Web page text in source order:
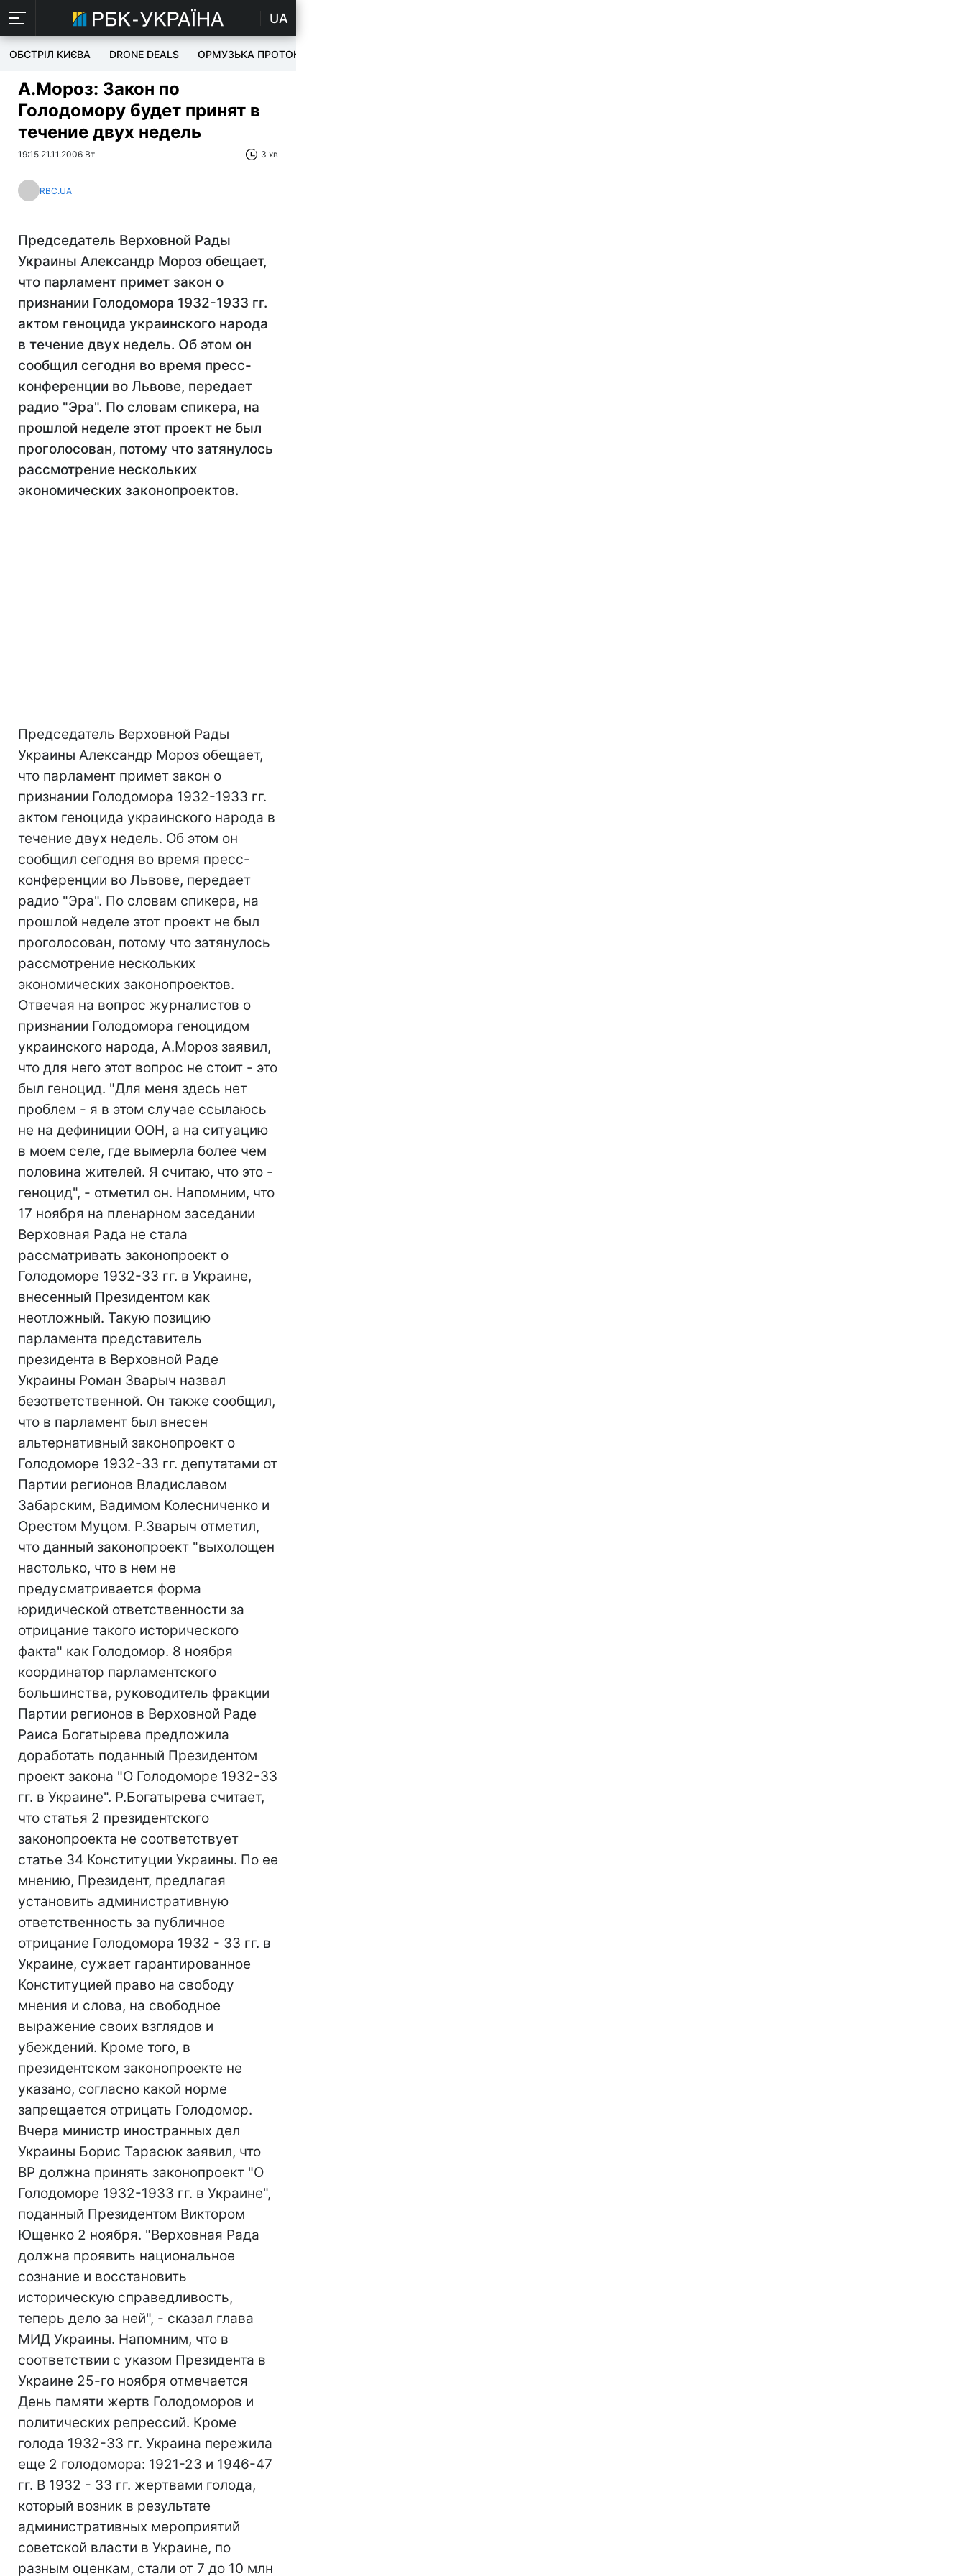
UA
ОБСТРІЛ КИЄВА DRONE DEALS ОРМУЗЬКА ПРОТОКА
А.Мороз: Закон по
Голодомору будет принят в
течение двух недель
19:15 21.11.2006 Вт 3 хв
RBC.UA
Председатель Верховной Рады
Украины Александр Мороз обещает,
что парламент примет закон о
признании Голодомора 1932-1933 гг.
актом геноцида украинского народа
в течение двух недель. Об этом он
сообщил сегодня во время пресс-
конференции во Львове, передает
радио "Эра". По словам спикера, на
прошлой неделе этот проект не был
проголосован, потому что затянулось
рассмотрение нескольких
экономических законопроектов.
Председатель Верховной Рады
Украины Александр Мороз обещает,
что парламент примет закон о
признании Голодомора 1932-1933 гг.
актом геноцида украинского народа в
течение двух недель. Об этом он
сообщил сегодня во время пресс-
конференции во Львове, передает
радио "Эра". По словам спикера, на
прошлой неделе этот проект не был
проголосован, потому что затянулось
рассмотрение нескольких
экономических законопроектов.
Отвечая на вопрос журналистов о
признании Голодомора геноцидом
украинского народа, А.Мороз заявил,
что для него этот вопрос не стоит - это
был геноцид. "Для меня здесь нет
проблем - я в этом случае ссылаюсь
не на дефиниции ООН, а на ситуацию
в моем селе, где вымерла более чем
половина жителей. Я считаю, что это -
геноцид", - отметил он. Напомним, что
17 ноября на пленарном заседании
Верховная Рада не стала
рассматривать законопроект о
Голодоморе 1932-33 гг. в Украине,
внесенный Президентом как
неотложный. Такую позицию
парламента представитель
президента в Верховной Раде
Украины Роман Зварыч назвал
безответственной. Он также сообщил,
что в парламент был внесен
альтернативный законопроект о
Голодоморе 1932-33 гг. депутатами от
Партии регионов Владиславом
Забарским, Вадимом Колесниченко и
Орестом Муцом. Р.Зварыч отметил,
что данный законопроект "выхолощен
настолько, что в нем не
предусматривается форма
юридической ответственности за
отрицание такого исторического
факта" как Голодомор. 8 ноября
координатор парламентского
большинства, руководитель фракции
Партии регионов в Верховной Раде
Раиса Богатырева предложила
доработать поданный Президентом
проект закона "О Голодоморе 1932-33
гг. в Украине". Р.Богатырева считает,
что статья 2 президентского
законопроекта не соответствует
статье 34 Конституции Украины. По ее
мнению, Президент, предлагая
установить административную
ответственность за публичное
отрицание Голодомора 1932 - 33 гг. в
Украине, сужает гарантированное
Конституцией право на свободу
мнения и слова, на свободное
выражение своих взглядов и
убеждений. Кроме того, в
президентском законопроекте не
указано, согласно какой норме
запрещается отрицать Голодомор.
Вчера министр иностранных дел
Украины Борис Тарасюк заявил, что
ВР должна принять законопроект "О
Голодоморе 1932-1933 гг. в Украине",
поданный Президентом Виктором
Ющенко 2 ноября. "Верховная Рада
должна проявить национальное
сознание и восстановить
историческую справедливость,
теперь дело за ней", - сказал глава
МИД Украины. Напомним, что в
соответствии с указом Президента в
Украине 25-го ноября отмечается
День памяти жертв Голодоморов и
политических репрессий. Кроме
голода 1932-33 гг. Украина пережила
еще 2 голодомора: 1921-23 и 1946-47
гг. В 1932 - 33 гг. жертвами голода,
который возник в результате
административных мероприятий
советской власти в Украине, по
разным оценкам, стали от 7 до 10 млн